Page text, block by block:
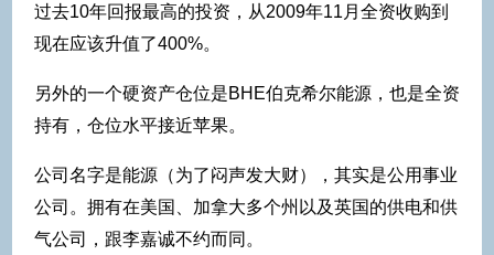
过去10年回报最高的投资，从2009年11月全资收购到
现在应该升值了400%。
另外的一个硬资产仓位是BHE伯克希尔能源，也是全资
持有，仓位水平接近苹果。
公司名字是能源（为了闷声发大财），其实是公用事业
公司。拥有在美国、加拿大多个州以及英国的供电和供
气公司，跟李嘉诚不约而同。